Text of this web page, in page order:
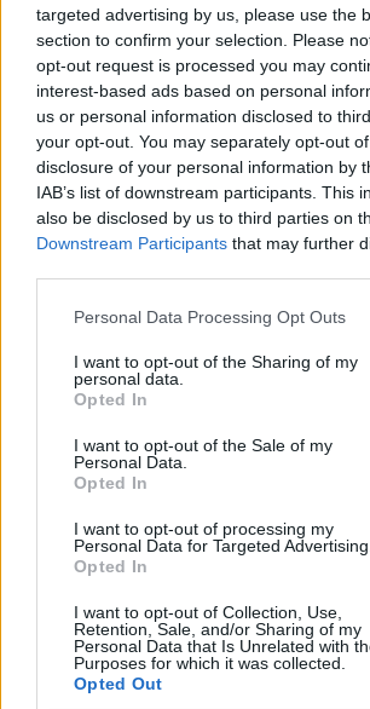
targeted advertising by us, please use the
section to confirm your selection. Please
opt-out request is processed you may
interest-based ads based on personal
us or personal information disclosed to
your opt-out. You may separately opt-out
disclosure of your personal information by
IAB’s list of downstream participants. This
also be disclosed by us to third parties on
Downstream Participants that may further
Personal Data Processing Opt Outs
I want to opt-out of the Sharing of my
personal data.
Opted In
I want to opt-out of the Sale of my
Personal Data.
Opted In
I want to opt-out of processing my
Personal Data for Targeted Advertising.
Opted In
I want to opt-out of Collection, Use,
Retention, Sale, and/or Sharing of my
Personal Data that Is Unrelated with
Purposes for which it was collected.
Opted Out